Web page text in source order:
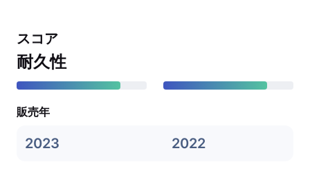
スコア
耐久性
販売年
2023 2022